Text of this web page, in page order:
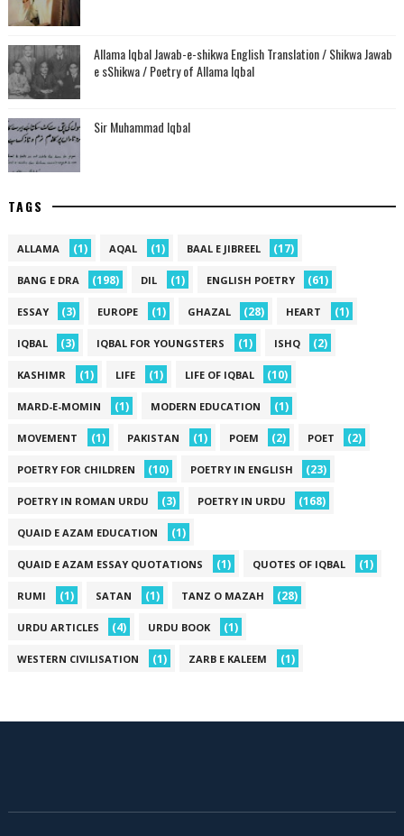
Allama Iqbal Jawab-e-shikwa English Translation / Shikwa Jawab
e sShikwa / Poetry of Allama Iqbal
Sir Muhammad Iqbal
TAGS
ALLAMA (1) AQAL (1) BAAL E JIBREEL (17)
BANG E DRA (198) DIL (1) ENGLISH POETRY (61)
ESSAY (3) EUROPE (1) GHAZAL (28) HEART (1)
IQBAL (3) IQBAL FOR YOUNGSTERS (1) ISHQ (2)
KASHIMR (1) LIFE (1) LIFE OF IQBAL (10)
MARD-E-MOMIN (1) MODERN EDUCATION (1)
MOVEMENT (1) PAKISTAN (1) POEM (2) POET (2)
POETRY FOR CHILDREN (10) POETRY IN ENGLISH (23)
POETRY IN ROMAN URDU (3) POETRY IN URDU (168)
QUAID E AZAM EDUCATION (1)
QUAID E AZAM ESSAY QUOTATIONS (1) QUOTES OF IQBAL (1)
RUMI (1) SATAN (1) TANZ O MAZAH (28)
URDU ARTICLES (4) URDU BOOK (1)
WESTERN CIVILISATION (1) ZARB E KALEEM (1)